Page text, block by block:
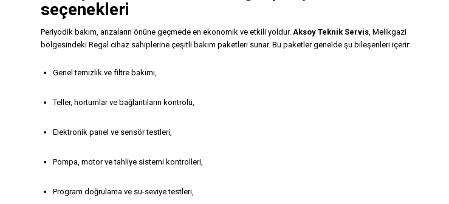
seçenekleri
Periyodik bakım, arızaların önüne geçmede en ekonomik ve etkili yoldur. Aksoy Teknik Servis , Melikgazi
bölgesindeki Regal cihaz sahiplerine çeşitli bakım paketleri sunar. Bu paketler genelde şu bileşenleri içerir:
Genel temizlik ve filtre bakımı,
Teller, hortumlar ve bağlantıların kontrolü,
Elektronik panel ve sensör testleri,
Pompa, motor ve tahliye sistemi kontrolleri,
Program doğrulama ve su-seviye testleri,